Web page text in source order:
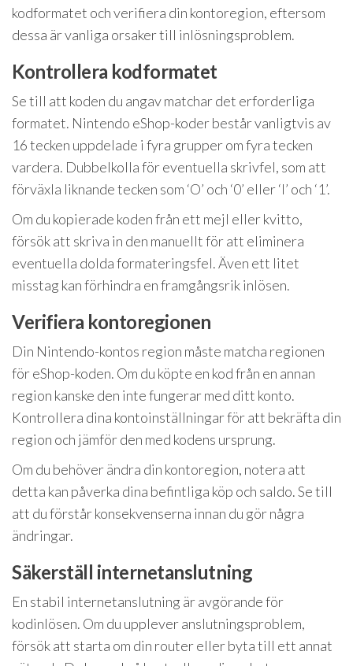
kodformatet och verifiera din kontoregion, eftersom
dessa är vanliga orsaker till inlösningsproblem.
Kontrollera kodformatet
Se till att koden du angav matchar det erforderliga
formatet. Nintendo eShop-koder består vanligtvis av
16 tecken uppdelade i fyra grupper om fyra tecken
vardera. Dubbelkolla för eventuella skrivfel, som att
förväxla liknande tecken som ‘O’ och ‘0’ eller ‘I’ och ‘1’.
Om du kopierade koden från ett mejl eller kvitto,
försök att skriva in den manuellt för att eliminera
eventuella dolda formateringsfel. Även ett litet
misstag kan förhindra en framgångsrik inlösen.
Verifiera kontoregionen
Din Nintendo-kontos region måste matcha regionen
för eShop-koden. Om du köpte en kod från en annan
region kanske den inte fungerar med ditt konto.
Kontrollera dina kontoinställningar för att bekräfta din
region och jämför den med kodens ursprung.
Om du behöver ändra din kontoregion, notera att
detta kan påverka dina befintliga köp och saldo. Se till
att du förstår konsekvenserna innan du gör några
ändringar.
Säkerställ internetanslutning
En stabil internetanslutning är avgörande för
kodinlösen. Om du upplever anslutningsproblem,
försök att starta om din router eller byta till ett annat